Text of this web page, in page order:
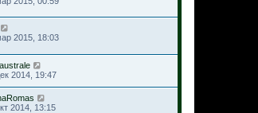
2015, 18:03
2014, 19:47
2014, 13:15